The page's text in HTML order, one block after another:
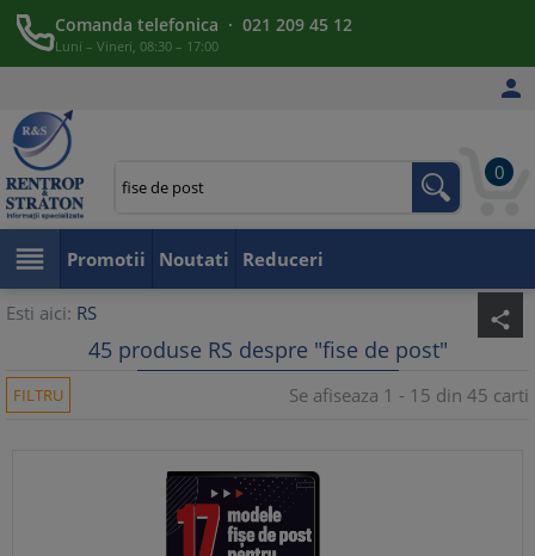
Comanda telefonica · 021 209 45 12
Luni – Vineri, 08:30 – 17:00

0
 Promotii Noutati Reduceri
Esti aici: RS share
45 produse RS despre "fise de post"
FILTRU Se afiseaza 1 - 15 din 45 carti